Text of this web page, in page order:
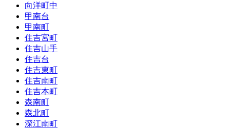
向洋町中
甲南台
甲南町
住吉宮町
住吉山手
住吉台
住吉東町
住吉南町
住吉本町
森南町
森北町
深江南町